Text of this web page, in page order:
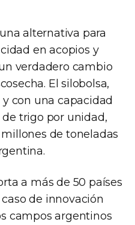
alternativa para
en acopios y
verdadero cambio
El silobolsa,
con una capacidad
trigo por unidad,
de toneladas
a más de 50 países
de innovación
campos argentinos